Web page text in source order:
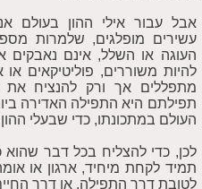
אבל עבור אילי ההון בעולם
עשירים מופלגים, שלמרות
העוגה או השלל, אינם נאבקים
להיות משוררים, פוליטיקאים
מתפללים אך ורק להנציח את
תפילתם היא התפילה האדירה
העולם במתכונתו, כדי שבעלי
לכן, כדי להצליח בכל דבר שהוא
תמיד לקחת מיחיד, ארגון או
לטובת דרך התפילה, או דרך